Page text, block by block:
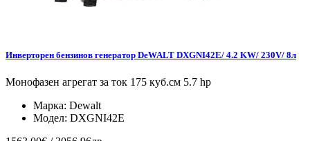
Инверторен бензинов генератор DeWALT DXGNI42E/ 4.2 KW/ 230V/ 8л
Монофазен агрегат за ток 175 куб.см 5.7 hp
Марка: Dewalt
Модел: DXGNI42E